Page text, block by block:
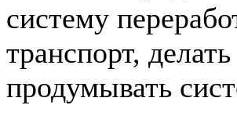
систему
транспорт,
продумывать